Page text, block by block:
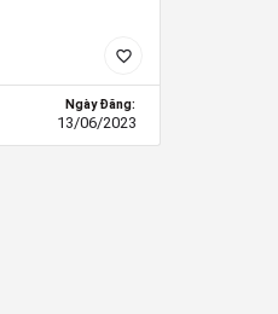
Ngày Đăng:
13/06/2023